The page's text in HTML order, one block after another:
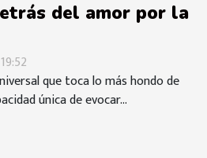
del amor por la
que toca lo más hondo de
única de evocar...